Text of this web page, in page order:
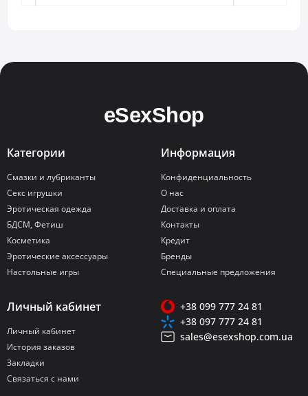
Категории
Смазки и лубриканты
Секс игрушки
Эротическая одежда
БДСМ, Фетиш
Косметика
Эротические аксессуары
Настольные игры
Информация
Конфиденциальность
О нас
Доставка и оплата
Контакты
Кредит
Бренды
Специальные предложения
Личный кабинет
Личный кабинет
История заказов
Закладки
Связаться с нами
+38 099 777 24 81
+38 097 777 24 81
sales@esexshop.com.ua